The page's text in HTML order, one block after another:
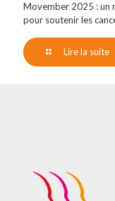
Movember 2025 : un
pour soutenir les
Lire la suite